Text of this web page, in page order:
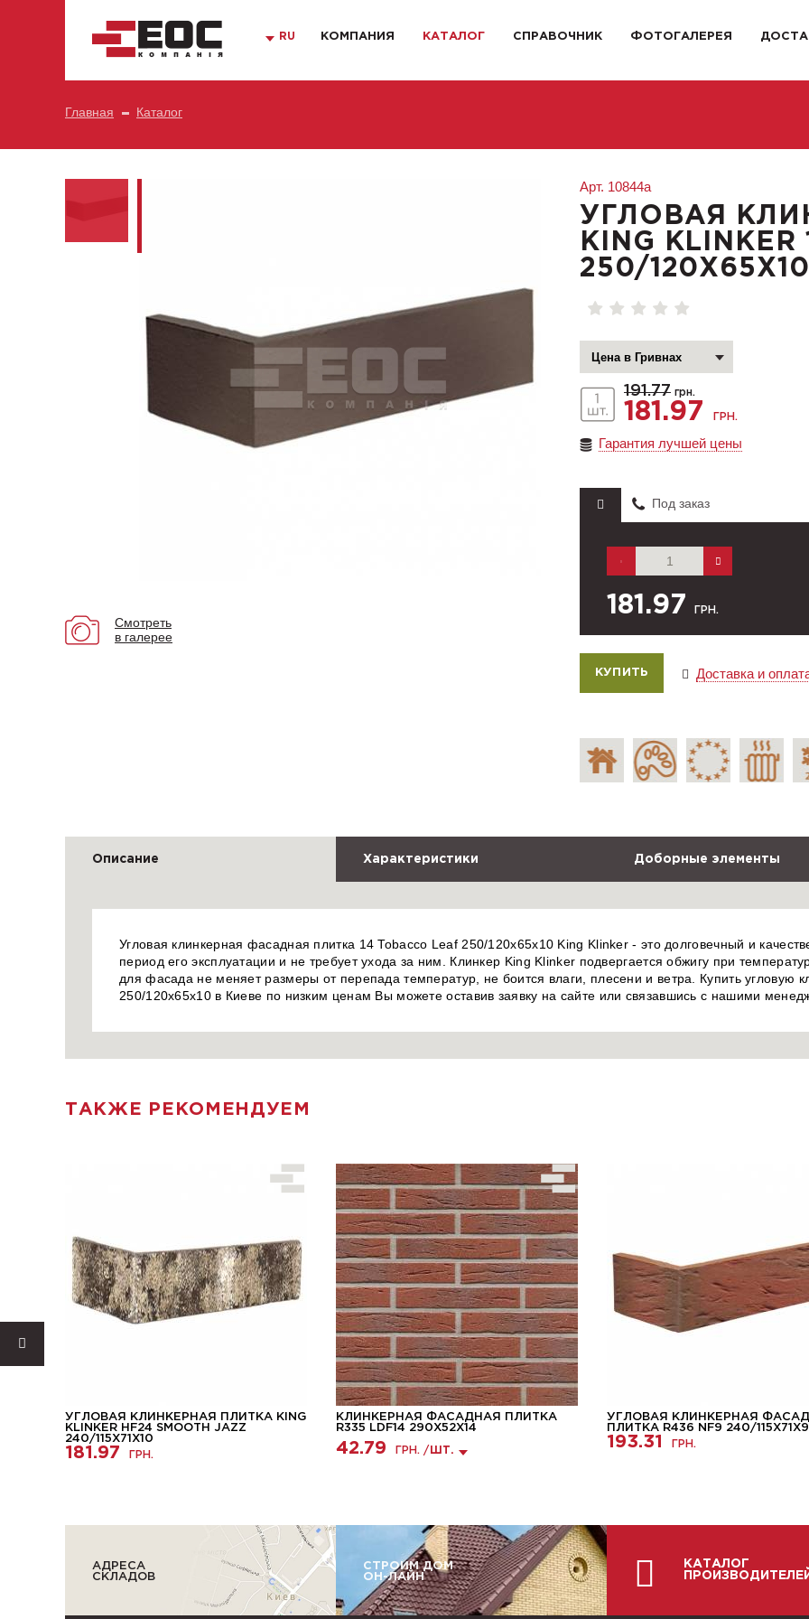
RU КОМПАНИЯ КАТАЛОГ СПРАВОЧНИК ФОТОГАЛЕРЕЯ
Главная Каталог
Смотреть
в галерее
Арт. 10844a
УГЛОВАЯ
KING KLINKER
250/120Х65Х10
191.77 грн.
181.97 ГРН.
Гарантия лучшей цены
Под заказ
181.97 ГРН.
Доставка и
Описание Характеристики Доборные элементы
Угловая клинкерная фасадная плитка 14 Tobacco Leaf 250/120х65х10 King Klinker - это долговечный и
период его эксплуатации и не требует ухода за ним. Клинкер King Klinker подвергается обжигу при
для фасада не меняет размеры от перепада температур, не боится влаги, плесени и ветра. Купить угловую
250/120х65х10 в Киеве по низким ценам Вы можете оставив заявку на сайте или связавшись с нашими
ТАКЖЕ РЕКОМЕНДУЕМ
УГЛОВАЯ КЛИНКЕРНАЯ ПЛИТКА KING
KLINKER HF24 SMOOTH JAZZ
240/115Х71Х10
181.97 ГРН.
КЛИНКЕРНАЯ ФАСАДНАЯ ПЛИТКА
R335 LDF14 290X52X14
42.79 ГРН. / ШТ.
УГЛОВАЯ КЛИНКЕРНАЯ
ПЛИТКА R436 NF9 240/115Х71Х9
193.31 ГРН.
АДРЕСА
СКЛАДОВ
СТРОИМ ДОМ
ОН-ЛАЙН
КАТАЛОГ